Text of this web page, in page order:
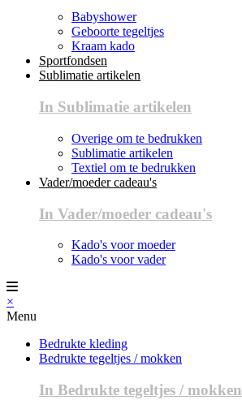
Babyshower
Geboorte tegeltjes
Kraam kado
Sportfondsen
Sublimatie artikelen
In Sublimatie artikelen
Overige om te bedrukken
Sublimatie artikelen
Textiel om te bedrukken
Vader/moeder cadeau's
In Vader/moeder cadeau's
Kado's voor moeder
Kado's voor vader
×
Menu
Bedrukte kleding
Bedrukte tegeltjes / mokken
In Bedrukte tegeltjes / mokken